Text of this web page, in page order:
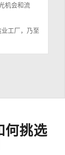
机会和流
工厂，乃至
何挑选